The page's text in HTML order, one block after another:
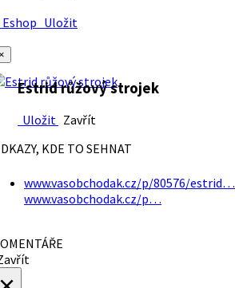
Uložit
Estrid růžový strojek
Uložit Zavřít
KDE TO SEHNAT
www.vasobchodak.cz/p/80576/estrid…
www.vasobchodak.cz/p…